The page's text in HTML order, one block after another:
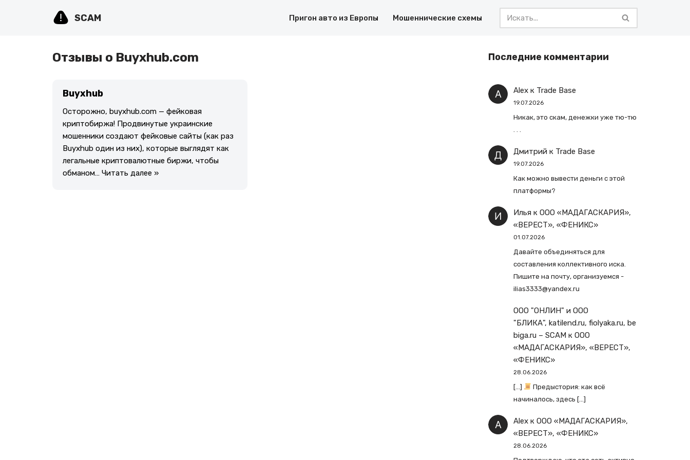
содержимому
SCAM Пригон авто из Европы Мошеннические схемы
Отзывы о Buyxhub.com
Buyxhub
Осторожно, buyxhub.com — фейковая
криптобиржа! Продвинутые украинские
мошенники создают фейковые сайты (как раз
Buyxhub один из них), которые выглядят как
легальные криптовалютные биржи, чтобы
обманом… Читать далее »
Последние комментарии
Alexк Trade Base
19.07.2026
Никак, это скам, денежки уже тю-тю
Дмитрийк Trade Base
19.07.2026
Как можно вывести деньги с этой
платформы?
Ильяк ООО «МАДАГАСКАРИЯ»,
«ВЕРЕСТ», «ФЕНИКС»
01.07.2026
Давайте объединяться для
составления коллективного иска.
Пишите на почту, организуемся -
ilias3333@yandex.ru
ООО "ОНЛИН" и ООО
"БЛИКА", katilend.ru, fiolyaka.ru, be
biga.ru – SCAMк ООО
«МАДАГАСКАРИЯ», «ВЕРЕСТ»,
«ФЕНИКС»
28.06.2026
[…]
Предыстория: как всё
начиналось, здесь […]
Alexк ООО «МАДАГАСКАРИЯ»,
«ВЕРЕСТ», «ФЕНИКС»
28.06.2026